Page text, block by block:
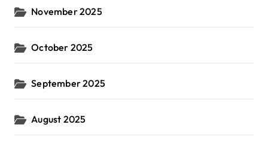
November 2025
October 2025
September 2025
August 2025